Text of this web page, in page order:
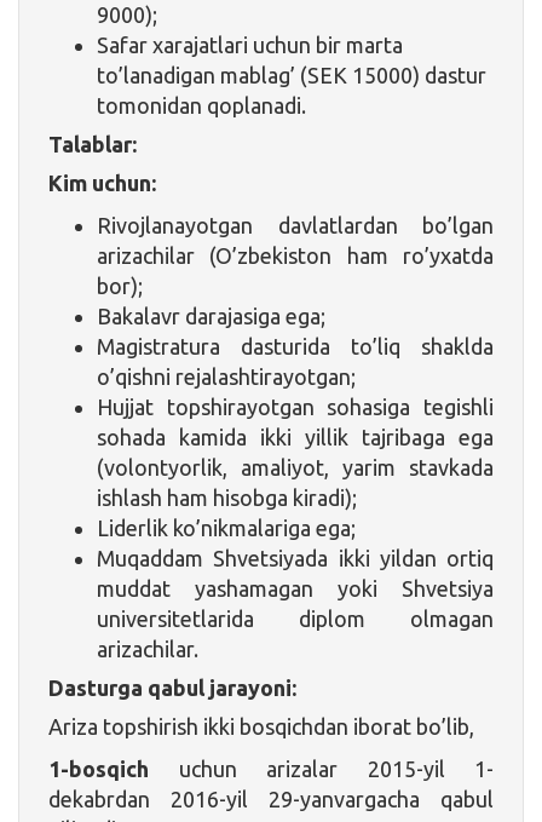
9000);
Safar xarajatlari uchun bir marta
to’lanadigan mablag’ (SEK 15000) dastur
tomonidan qoplanadi.
Talablar:
Kim uchun:
Rivojlanayotgan davlatlardan bo’lgan
arizachilar (O’zbekiston ham ro’yxatda
bor);
Bakalavr darajasiga ega;
Magistratura dasturida to’liq shaklda
o’qishni rejalashtirayotgan;
Hujjat topshirayotgan sohasiga tegishli
sohada kamida ikki yillik tajribaga ega
(volontyorlik, amaliyot, yarim stavkada
ishlash ham hisobga kiradi);
Liderlik ko’nikmalariga ega;
Muqaddam Shvetsiyada ikki yildan ortiq
muddat yashamagan yoki Shvetsiya
universitetlarida diplom olmagan
arizachilar.
Dasturga qabul jarayoni:
Ariza topshirish ikki bosqichdan iborat bo’lib,
1-bosqich uchun arizalar 2015-yil 1-
dekabrdan 2016-yil 29-yanvargacha qabul